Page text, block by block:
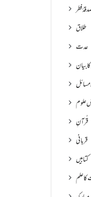
فطر
طلاق
عدت
بیان
علوم
قُرآنِ
قربانی
کتابیں
کا علم